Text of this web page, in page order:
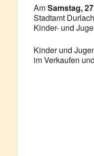
AmSamstag,
Stadtamt
Kinder- und
Kinder und
im Verkaufen